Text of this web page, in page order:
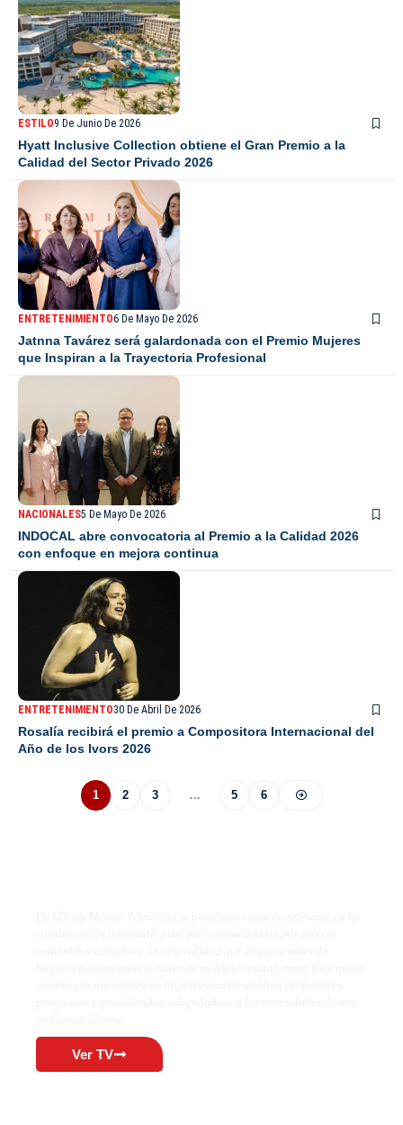
ESTILO9 De Junio De 2026
Hyatt Inclusive Collection obtiene el Gran Premio a la
Calidad del Sector Privado 2026
ENTRETENIMIENTO6 De Mayo De 2026
Jatnna Tavárez será galardonada con el Premio Mujeres
que Inspiran a la Trayectoria Profesional
NACIONALES5 De Mayo De 2026
INDOCAL abre convocatoria al Premio a la Calidad 2026
con enfoque en mejora continua
ENTRETENIMIENTO30 De Abril De 2026
Rosalía recibirá el premio a Compositora Internacional del
Año de los Ivors 2026
1 2 3 … 5 6
Ver TV